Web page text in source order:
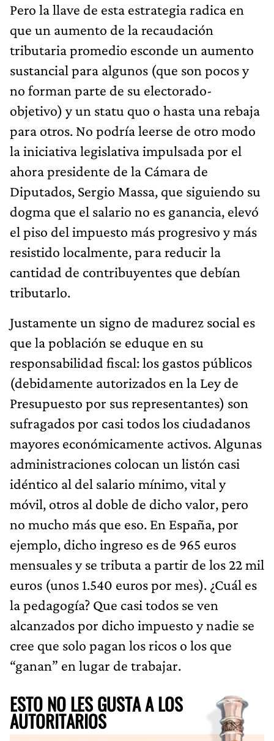
Pero la llave de esta estrategia radica en
que un aumento de la recaudación
tributaria promedio esconde un aumento
sustancial para algunos (que son pocos y
no forman parte de su electorado-
objetivo) y un statu quo o hasta una rebaja
para otros. No podría leerse de otro modo
la iniciativa legislativa impulsada por el
ahora presidente de la Cámara de
Diputados, Sergio Massa, que siguiendo su
dogma que el salario no es ganancia, elevó
el piso del impuesto más progresivo y más
resistido localmente, para reducir la
cantidad de contribuyentes que debían
tributarlo.
Justamente un signo de madurez social es
que la población se eduque en su
responsabilidad fiscal: los gastos públicos
(debidamente autorizados en la Ley de
Presupuesto por sus representantes) son
sufragados por casi todos los ciudadanos
mayores económicamente activos. Algunas
administraciones colocan un listón casi
idéntico al del salario mínimo, vital y
móvil, otros al doble de dicho valor, pero
no mucho más que eso. En España, por
ejemplo, dicho ingreso es de 965 euros
mensuales y se tributa a partir de los 22 mil
euros (unos 1.540 euros por mes). ¿Cuál es
la pedagogía? Que casi todos se ven
alcanzados por dicho impuesto y nadie se
cree que solo pagan los ricos o los que
“ganan” en lugar de trabajar.
ESTO NO LES GUSTA A LOS
AUTORITARIOS